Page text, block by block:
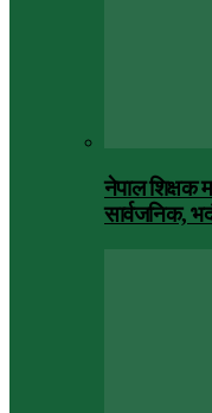
नेपाल शिक्षक
सार्वजनिक,